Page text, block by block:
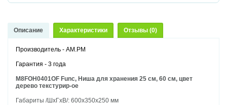
Описание Характеристики Отзывы (0)
Производитель - AM.PM
Гарантия - 3 года
M8FOH0401OF Func, Ниша для хранения 25 см, 60 см, цвет
дерево текстурир-ое
Габариты /ШхГхВ/: 600х350х250 мм